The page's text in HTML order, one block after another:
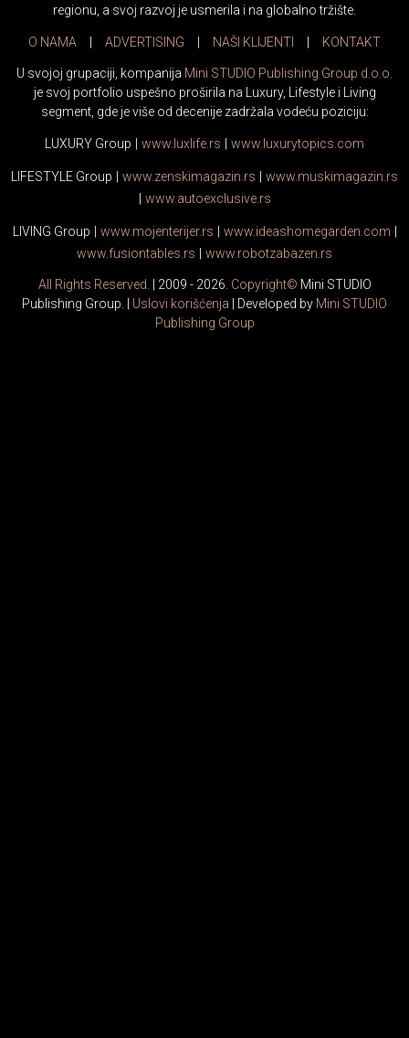
regionu, a svoj razvoj je usmerila i na globalno tržište.
O NAMA ADVERTISING NAŠI KLIJENTI KONTAKT
U svojoj grupaciji, kompanija Mini STUDIO Publishing Group d.o.o.
je svoj portfolio uspešno proširila na Luxury, Lifestyle i Living
segment, gde je više od decenije zadržala vodeću poziciju:
LUXURY Group www. luxlife.rs www. luxurytopics.com
LIFESTYLE Group www.zenskimagazin.rs www.muskimagazin.rs
www.autoexclusive.rs
LIVING Group www.mojenterijer.rs www.ideashomegarden.com
www.fusiontables.rs www.robotzabazen.rs
All Rights Reserved. | 2009 - 2026. Copyright© Mini STUDIO
Publishing Group. | Uslovi korišćenja | Developed by Mini STUDIO
Publishing Group